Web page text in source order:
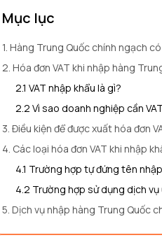
Mục lục
1. Hàng Trung Quốc chính ngạch
2. Hóa đơn VAT khi nhập hàng
2.1 VAT nhập khẩu là gì?
2.2 Vì sao doanh nghiệp cần
3. Điều kiện để được xuất hóa đơn
4. Các loại hóa đơn VAT khi nhập
4.1 Trường hợp tự đứng tên
4.2 Trường hợp sử dụng dịch
5. Dịch vụ nhập hàng Trung Quốc